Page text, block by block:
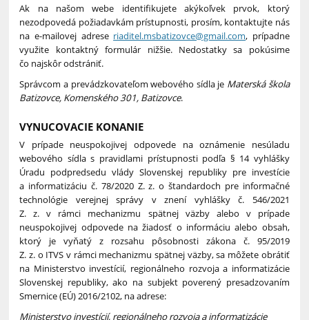
Ak na našom webe identifikujete akýkoľvek prvok, ktorý
nezodpovedá požiadavkám prístupnosti, prosím, kontaktujte nás
na e-mailovej adrese riaditel.msbatizovce@gmail.com, prípadne
využite kontaktný formulár nižšie. Nedostatky sa pokúsime
čo najskôr odstrániť.
Správcom a prevádzkovateľom webového sídla je Materská škola
Batizovce, Komenského 301, Batizovce.
VYNUCOVACIE KONANIE
V prípade neuspokojivej odpovede na oznámenie nesúladu
webového sídla s pravidlami prístupnosti podľa § 14 vyhlášky
Úradu podpredsedu vlády Slovenskej republiky pre investície
a informatizáciu č. 78/2020 Z. z. o štandardoch pre informačné
technológie verejnej správy v znení vyhlášky č. 546/2021
Z. z. v rámci mechanizmu spätnej väzby alebo v prípade
neuspokojivej odpovede na žiadosť o informáciu alebo obsah,
ktorý je vyňatý z rozsahu pôsobnosti zákona č. 95/2019
Z. z. o ITVS v rámci mechanizmu spätnej väzby, sa môžete obrátiť
na Ministerstvo investícií, regionálneho rozvoja a informatizácie
Slovenskej republiky, ako na subjekt poverený presadzovaním
Smernice (EÚ) 2016/2102, na adrese:
Ministerstvo investícií, regionálneho rozvoja a informatizácie